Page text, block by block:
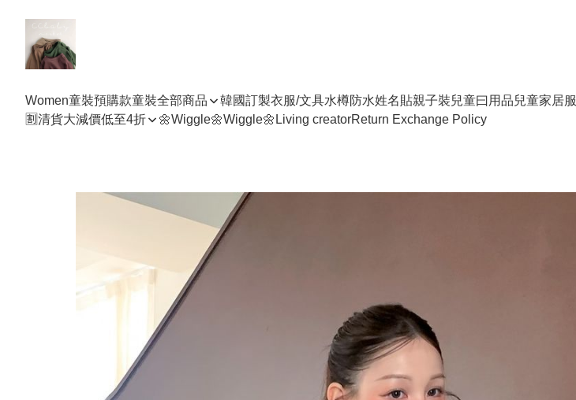
Women童裝預購款童裝全部商品 韓國訂製衣服/文具水樽防水姓名貼親子裝兒童曰用品兒童家居服
🈹清貨大減價低至4折
🌼Wiggle🌼Wiggle🌼 Living creatorReturn Exchange Policy